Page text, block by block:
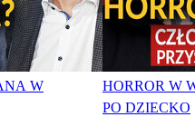
W
HORROR W
PO DZIECKO